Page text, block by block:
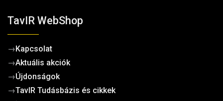
TavIR WebShop
→Kapcsolat
→Aktuális akciók
→Újdonságok
→TavIR Tudásbázis és cikkek